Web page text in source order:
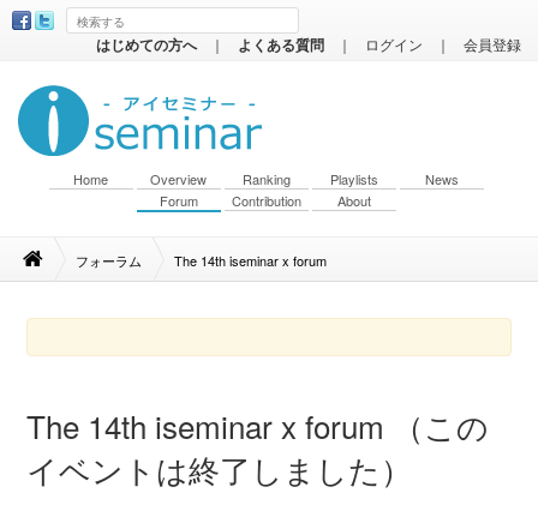
はじめての方へ ｜ よくある質問 ｜ ログイン ｜ 会員登録
Home Overview Ranking Playlists
News
Forum
Contribution About
フォーラム The 14th iseminar x forum
The 14th iseminar x forum （この
イベントは終了しました）